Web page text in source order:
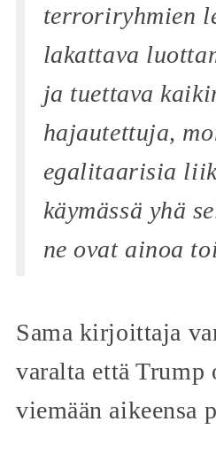
terroriryhmien
lakattava
ja tuettava
hajautettuja,
egalitaarisia
käymässä yhä
ne ovat ainoa
Sama kirjoittaja
varalta että Trump
viemään aikeensa